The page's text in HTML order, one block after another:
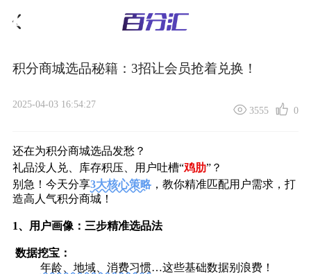
积分商城选品秘籍：3招让会员抢着兑换！
2025-04-03 16:54:27
3555 0
还在为积分商城选品发愁？
礼品没人兑、库存积压、用户吐槽“鸡肋”？
别急！今天分享3大核心策略，教你精准匹配用户需求，打
造高人气积分商城！
1、 用户画像：三步精准选品法
数据挖宝‌：
年龄、地域、消费习惯…这些基础数据别浪费！